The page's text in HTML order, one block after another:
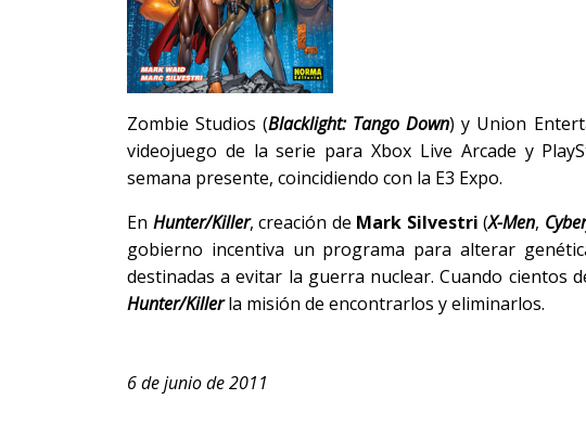
Zombie Studios (Blacklight: Tango Down) y Union
videojuego de la serie para Xbox Live Arcade y
semana presente, coincidiendo con la E3 Expo.
En Hunter/Killer, creación de Mark Silvestri(X-Men,
gobierno incentiva un programa para alterar
destinadas a evitar la guerra nuclear. Cuando cientos
Hunter/Killerla misión de encontrarlos y eliminarlos.
6 de junio de 2011